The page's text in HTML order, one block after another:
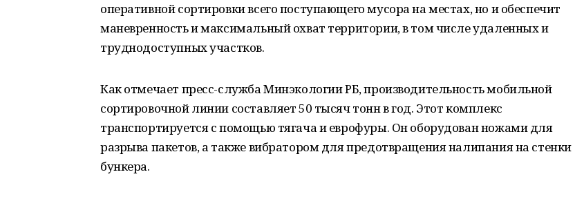
оперативной сортировки всего поступающего мусора на местах, но и обеспечит
маневренность и максимальный охват территории, в том числе удаленных и
труднодоступных участков.
Как отмечает пресс-служба Минэкологии РБ, производительность мобильной
сортировочной линии составляет 50 тысяч тонн в год. Этот комплекс
транспортируется с помощью тягача и еврофуры. Он оборудован ножами для
разрыва пакетов, а также вибратором для предотвращения налипания на стенки
бункера.